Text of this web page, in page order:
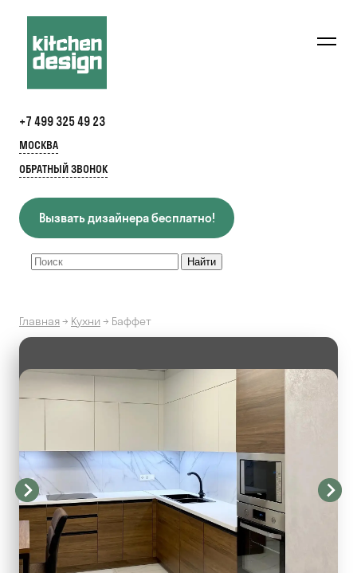
+7 499 325 49 23
МОСКВА
ОБРАТНЫЙ ЗВОНОК
Вызвать дизайнера бесплатно!
Главная→ Кухни → Баффет